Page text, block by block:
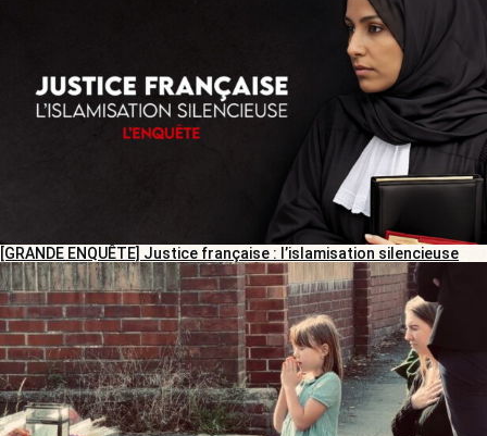
[GRANDE ENQUÊTE] Justice française : l’islamisation silencieuse